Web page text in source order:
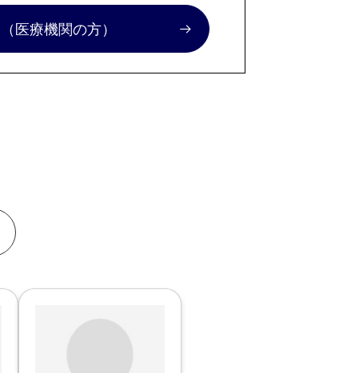
（医療機関の方）